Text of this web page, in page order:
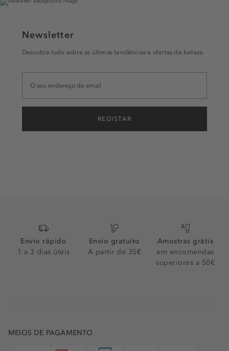
Newsletter
Descubra tudo sobre as últimas tendências e ofertas de beleza.
REGISTAR
Envio rápido
1 a 3 dias úteis
Envio gratuito
A partir de 35€
Amostras grátis
em encomendas
superiores a 50€
MEIOS DE PAGAMENTO